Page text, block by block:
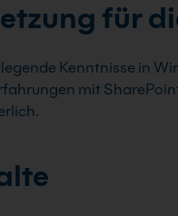
für
Kenntnisse in
mit